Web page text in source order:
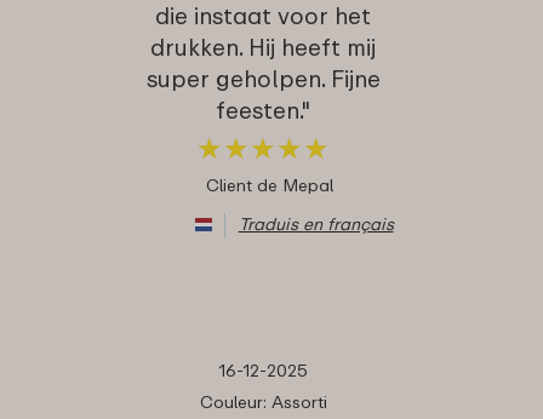
die instaat voor het
drukken. Hij heeft mij
super geholpen. Fijne
feesten."
★★★★★
★★★★★
Client de Mepal
Traduis en français
16-12-2025
Couleur: Assorti